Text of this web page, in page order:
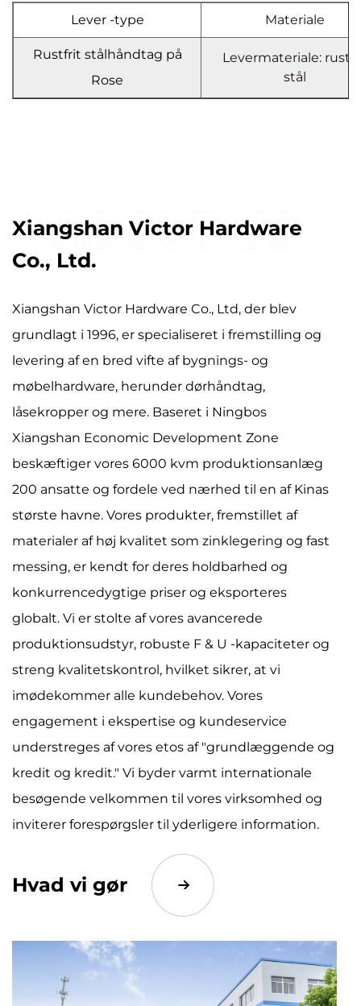
Lever -type Materiale
Rustfrit stålhåndtag på
Rose
Levermateriale:
stål
Xiangshan Victor Hardware
Co., Ltd.
Xiangshan Victor Hardware Co., Ltd, der blev
grundlagt i 1996, er specialiseret i fremstilling og
levering af en bred vifte af bygnings- og
møbelhardware, herunder dørhåndtag,
låsekropper og mere. Baseret i Ningbos
Xiangshan Economic Development Zone
beskæftiger vores 6000 kvm produktionsanlæg
200 ansatte og fordele ved nærhed til en af ​​Kinas
største havne. Vores produkter, fremstillet af
materialer af høj kvalitet som zinklegering og fast
messing, er kendt for deres holdbarhed og
konkurrencedygtige priser og eksporteres
globalt. Vi er stolte af vores avancerede
produktionsudstyr, robuste F & U -kapaciteter og
streng kvalitetskontrol, hvilket sikrer, at vi
imødekommer alle kundebehov. Vores
engagement i ekspertise og kundeservice
understreges af vores etos af "grundlæggende og
kredit og kredit." Vi byder varmt internationale
besøgende velkommen til vores virksomhed og
inviterer forespørgsler til yderligere information.
Hvad vi gør